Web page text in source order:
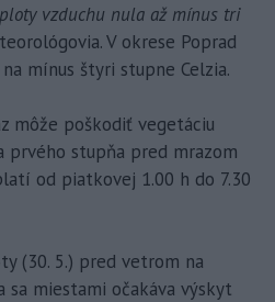
vzduchu nula až mínus tri
V okrese Poprad
mínus štyri stupne Celzia.
môže poškodiť vegetáciu
prvého stupňa pred mrazom
od piatkovej 1.00 h do 7.30
(30. 5.) pred vetrom na
sa miestami očakáva výskyt